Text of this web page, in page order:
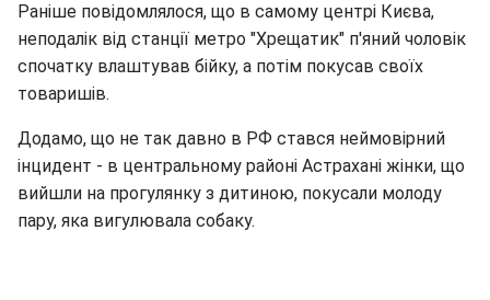
Раніше повідомлялося, що в самому центрі Києва,
неподалік від станції метро "Хрещатик" п'яний чоловік
спочатку влаштував бійку, а потім покусав своїх
товаришів.
Додамо, що не так давно в РФ стався неймовірний
інцидент - в центральному районі Астрахані жінки, що
вийшли на прогулянку з дитиною, покусали молоду
пару, яка вигулювала собаку.